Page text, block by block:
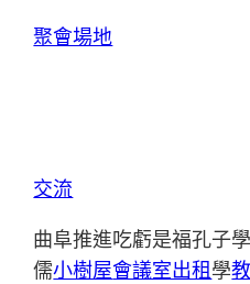
聚會場地
交流
曲阜推進吃虧是福孔子
儒小樹屋會議室出租學